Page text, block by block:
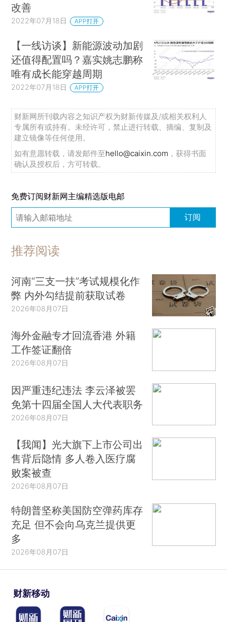
改善
2022年07月18日 APP打开
【一线访谈】新能源波动加剧
还值得配置吗？嘉实姚志鹏称
唯有成长能穿越周期
2022年07月18日 APP打开
财新网所刊载内容之知识产权为财新传媒及/或相关权利人
专属所有或持有。未经许可，禁止进行转载、摘编、复制及
建立镜像等任何使用。
如有意愿转载，请发邮件至hello@caixin.com ，获得书面
确认及授权后，方可转载。
免费订阅财新网主编精选版电邮
订阅
推荐阅读
河南“三支一扶”考试规模化作
弊 内外勾结提前获取试卷
2026年08月07日
海外金融专才回流香港 外籍
工作签证翻倍
2026年08月07日
因严重违纪违法 李云泽被罢
免第十四届全国人大代表职务
2026年08月07日
【我闻】光大旗下上市公司出
售背后隐情 多人卷入医疗腐
败案被查
2026年08月07日
特朗普坚称美国防空弹药库存
充足 但不会向乌克兰提供更
多
2026年08月07日
财新移动